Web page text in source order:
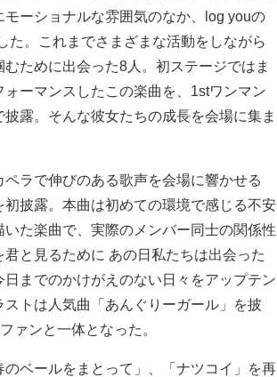
ーショナルな雰囲気のなか、log youの
た。これまでさまざまな活動をしながら
ために出会った8人。初ステージではま
ーマンスしたこの楽曲を、1stワンマン
露。そんな彼女たちの成長を会場に集ま
ラで伸びのある歌声を会場に響かせる
披露。本曲は初めての環境で感じる不安
た楽曲で、実際のメンバー同士の関係性
と見るために あの日私たちは出会った
までのかけがえのない日々をアップテン
トは人気曲「あんぐりーガール」を披
ァンと一体となった。
ベールをまとって」、「ナツコイ」を再